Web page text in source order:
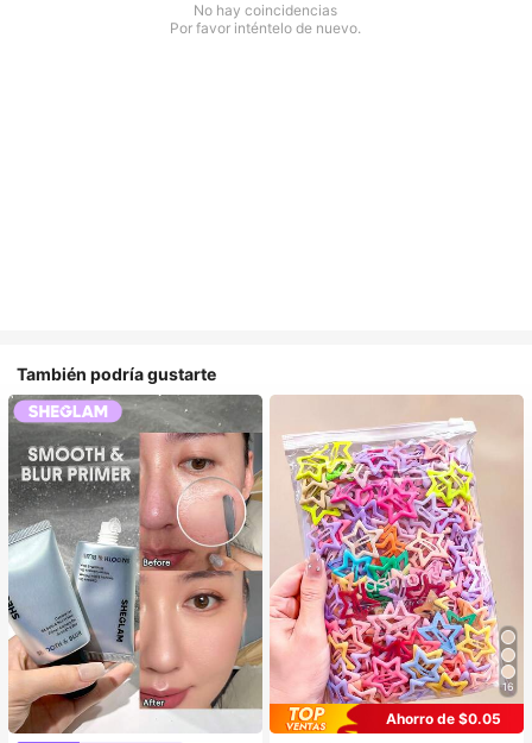
No hay coincidencias
Por favor inténtelo de nuevo.
También podría gustarte
16
Ahorro de $0.05